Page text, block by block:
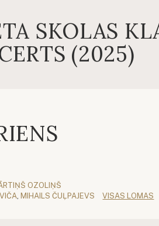
SKOLAS
(2025)
OZOLIŅŠ
, MIHAILS ČUĻPAJEVS VISAS LOMAS